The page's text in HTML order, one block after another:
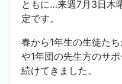
ともに…来週7月3日木
定です。
春から1年生の生徒た
や1年団の先生方のサ
続けてきました。